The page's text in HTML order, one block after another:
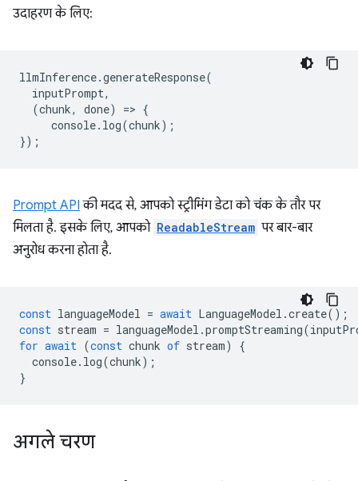
उदाहरण के लिए:
llmInference.generateResponse(
inputPrompt,
(chunk, done) => {
console. log(chunk);
});
Prompt API की मदद से, आपको स्ट्रीमिंग डेटा को चंक के तौर पर
मिलता है. इसके लिए, आपको ReadableStream पर बार-बार
अनुरोध करना होता है.
const languageModel = await LanguageModel .create();
const stream = languageModel .promptStreaming(
for await (const chunk of stream)
{
console. log(chunk);
}
अगले चरण